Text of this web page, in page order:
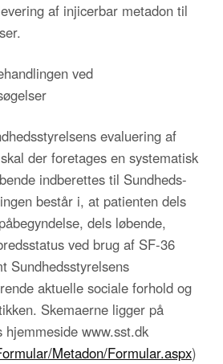
af injicerbar metadon til
ved
evaluering af
der foretages en systematisk
indberettes til Sundheds-
består i, at patienten dels
dels løbende,
ved brug af SF-36
Sundhedsstyrelsens
aktuelle sociale forhold og
Skemaerne ligger på
hjemmeside www.sst.dk
Metadon/Formular.aspx)